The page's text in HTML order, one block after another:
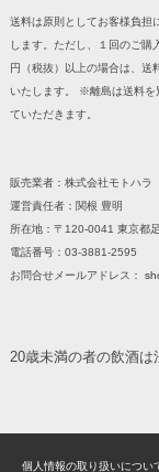
送料は原則としてお客様負担
します。ただし、１回のご購
円（税抜）以上の場合は、送
いたします。 ※離島は送料を
ていただきます。
販売業者：株式会社モトハラ
運営責任者：関根 豊明
所在地：〒120-0041 東京都
電話番号：03-3881-2595
お問合せメールアドレス：
20歳未満の者の飲酒は
個人情報の取り扱いについ